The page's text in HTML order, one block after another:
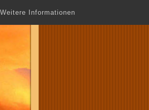
Weitere Informationen